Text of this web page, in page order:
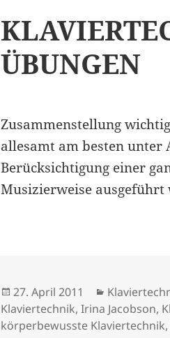
ÜBUNGEN
Zusammenstellung
allesamt am besten
Berücksichtigung einer
Musizierweise
Veröffentlicht
am
27. April 2011 Kategorien
Klaviertechnik,Irina Jacobson,
körperbewusste Klaviertechnik